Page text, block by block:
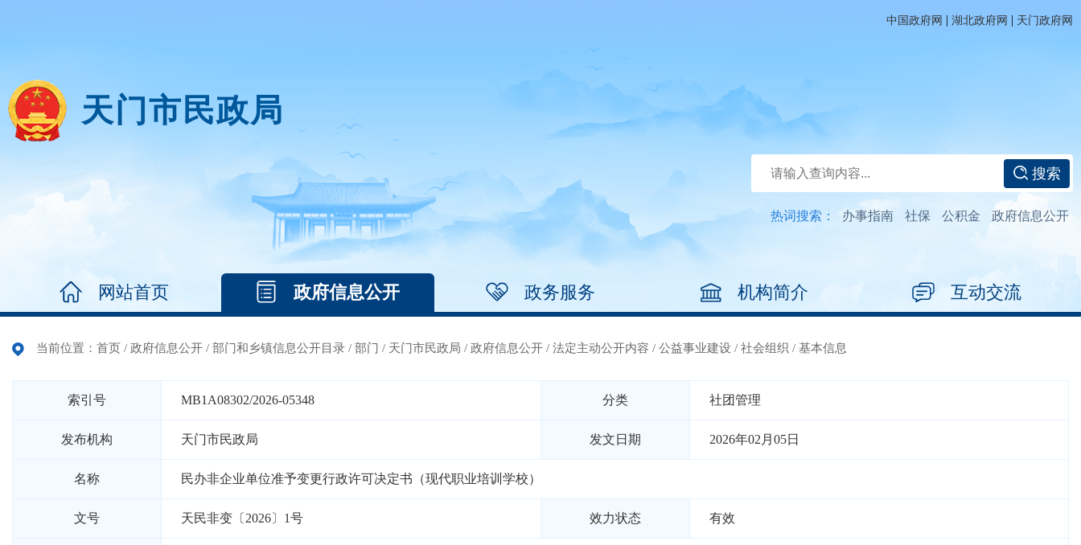
中国政府网 | 湖北政府网 | 天门政府网
天门市民政局
搜索
热词搜索： 办事指南 社保 公积金 政府信息公开
网站首页 政府信息公开 政务服务 机构简介 互动交流
当前位置： 首页 / 政府信息公开 / 部门和乡镇信息公开目录 / 部门 / 天门市民政局 / 政府信息公开 / 法定主动公开内容 / 公益事业建设 / 社会组织 / 基本信息
索引号 MB1A08302/2026-05348 分类 社团管理
发布机构 天门市民政局 发文日期 2026年02月05日
名称 民办非企业单位准予变更行政许可决定书（现代职业培训学校）
文号 天民非变〔2026〕1号 效力状态 有效